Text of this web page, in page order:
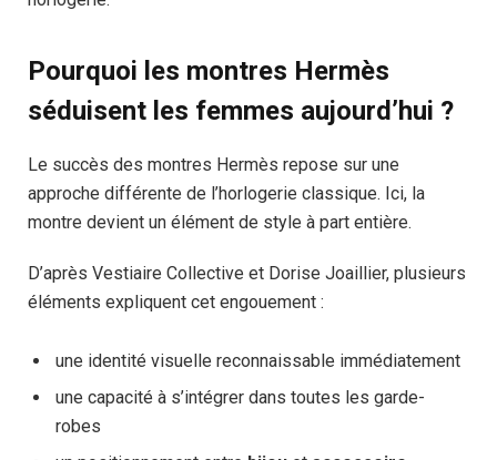
Pourquoi les montres Hermès
séduisent les femmes aujourd’hui ?
Le succès des montres Hermès repose sur une
approche différente de l’horlogerie classique. Ici, la
montre devient un élément de style à part entière.
D’après Vestiaire Collective et Dorise Joaillier, plusieurs
éléments expliquent cet engouement :
une identité visuelle reconnaissable immédiatement
une capacité à s’intégrer dans toutes les garde-
robes